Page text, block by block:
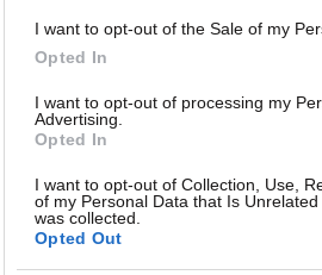
I want to opt-out of the Sale of my
Opted In
I want to opt-out of processing my
Advertising.
Opted In
I want to opt-out of Collection, Use,
of my Personal Data that Is
was collected.
Opted Out